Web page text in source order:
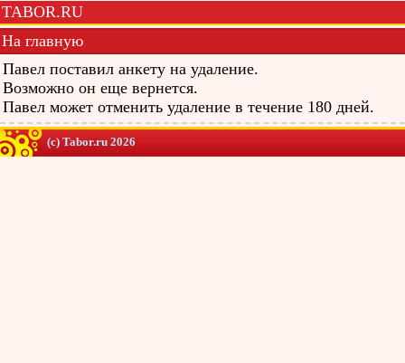
TABOR.RU
На главную
Павел поставил анкету на удаление.
Возможно он еще вернется.
Павел может отменить удаление в течение 180 дней.
(c) Tabor.ru 2026